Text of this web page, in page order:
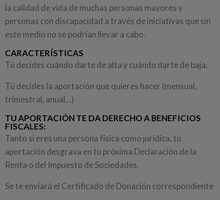
la calidad de vida de muchas personas mayores y
personas con discapacidad a través de iniciativas que sin
este medio no se podrían llevar a cabo.
CARACTERÍSTICAS
Tú decides cuándo darte de alta y cuándo darte de baja.
Tú decides la aportación que quieres hacer (mensual,
trimestral, anual…)
TU APORTACIÓN TE DA DERECHO A BENEFICIOS
FISCALES:
Tanto si eres una persona física como jurídica, tu
aportación desgrava en tu próxima Declaración de la
Renta o del Impuesto de Sociedades.
Se te enviará el Certificado de Donación correspondiente